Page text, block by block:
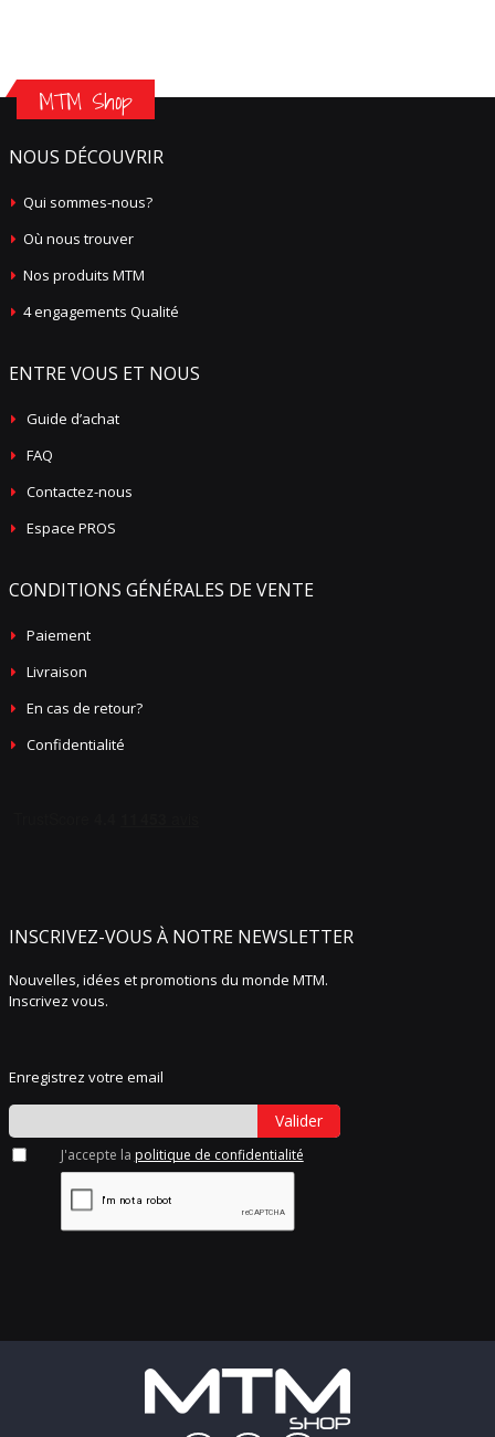
MTM Shop
NOUS DÉCOUVRIR
Qui sommes-nous?
Où nous trouver
Nos produits MTM
4 engagements Qualité
ENTRE VOUS ET NOUS
Guide d’achat
FAQ
Contactez-nous
Espace PROS
CONDITIONS GÉNÉRALES DE VENTE
Paiement
Livraison
En cas de retour?
Confidentialité
INSCRIVEZ-VOUS À NOTRE NEWSLETTER
Nouvelles, idées et promotions du monde MTM.
Inscrivez vous.
Enregistrez votre email
Valider
J'accepte la politique de confidentialité